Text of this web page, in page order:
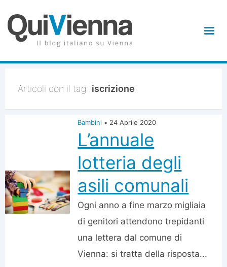
Articoli con il tag: iscrizione
Bambini • 24 Aprile 2020
L’annuale
lotteria degli
asili comunali
Ogni anno a fine marzo migliaia
di genitori attendono trepidanti
una lettera dal comune di
Vienna: si tratta della risposta...